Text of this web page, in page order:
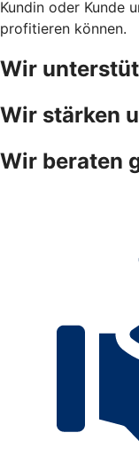
Kundin oder Kunde
profitieren können.
Wir
Wir stärken
Wir beraten